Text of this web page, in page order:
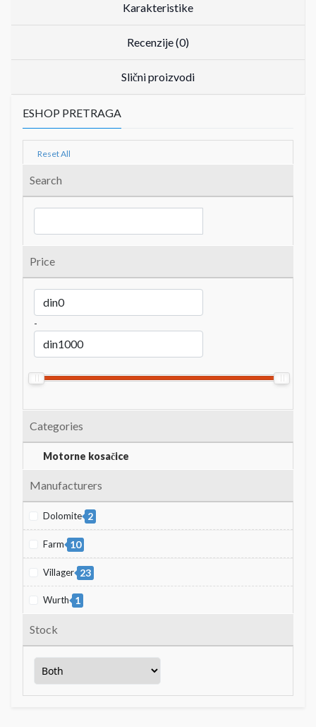
Karakteristike
Recenzije (0)
Slični proizvodi
ESHOP PRETRAGA
Reset All
Search
Price
-
Categories
Motorne kosačice
Manufacturers
Dolomite 2
Farm 10
Villager 23
Wurth 1
Stock